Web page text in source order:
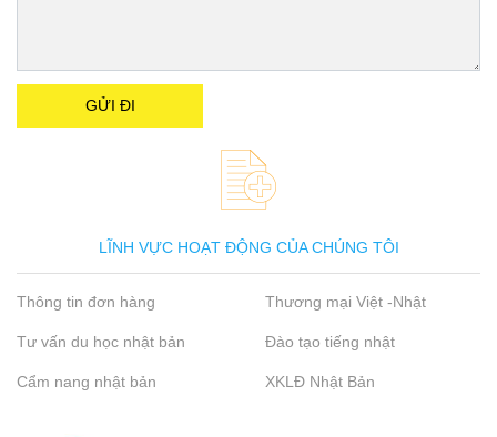
LĨNH VỰC HOẠT ĐỘNG CỦA CHÚNG TÔI
Thông tin đơn hàng Thương mại Việt -Nhật
Tư vấn du học nhật bản Đào tạo tiếng nhật
Cẩm nang nhật bản XKLĐ Nhật Bản